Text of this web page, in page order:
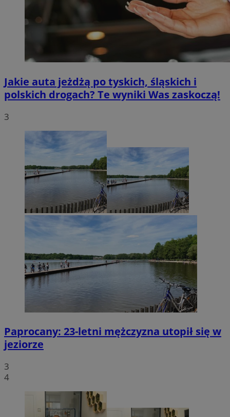
Jakie auta jeżdżą po tyskich, śląskich i
polskich drogach? Te wyniki Was zaskoczą!
3
Paprocany: 23-letni mężczyzna utopił się w
jeziorze
3
4